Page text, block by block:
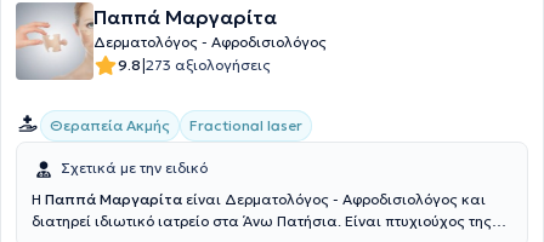
Παππά Μαργαρίτα
Δερματολόγος - Αφροδισιολόγος
9.8|273 αξιολογήσεις
Θεραπεία Ακμής Fractional laser
Σχετικά με την ειδικό
Η Παππά Μαργαρίτα είναι Δερματολόγος - Αφροδισιολόγος και
διατηρεί ιδιωτικό ιατρείο στα Άνω Πατήσια. Είναι πτυχιούχος της